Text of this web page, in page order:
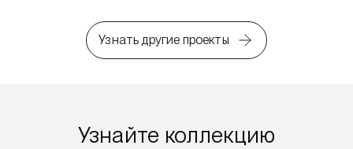
Узнать другие проекты
Узнайте коллекцию